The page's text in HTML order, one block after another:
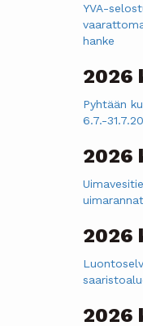
YVA-
hanke
2026
Pyhtään
6.7.-
2026
2026
2026